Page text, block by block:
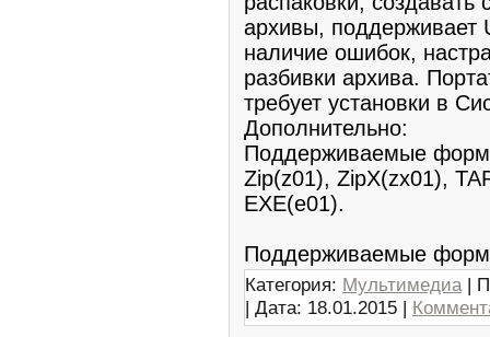
архивы, поддерживает
наличие ошибок,
разбивки архива.
требует установки в
Дополнительно:
Поддерживаемые
Zip(z01), ZipX(zx01),
EXE(e01).
Поддерживаемые
Категория: Мультимедиа |
| Дата: 18.01.2015 |